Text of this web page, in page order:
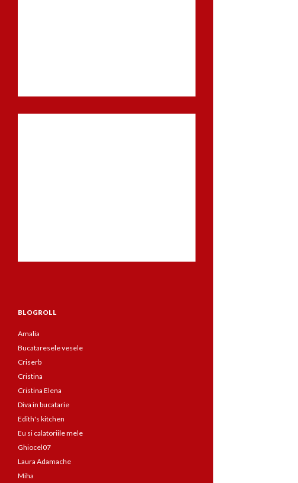
BLOGROLL
Amalia
Bucataresele vesele
Criserb
Cristina
Cristina Elena
Diva in bucatarie
Edith's kitchen
Eu si calatoriile mele
Ghiocel07
Laura Adamache
Miha